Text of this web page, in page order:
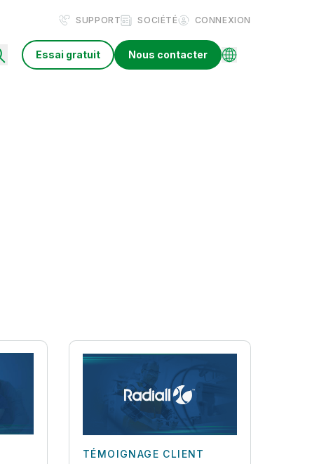
SUPPORT SOCIÉTÉ CONNEXION
Essai gratuit Nous contacter
TÉMOIGNAGE CLIENT